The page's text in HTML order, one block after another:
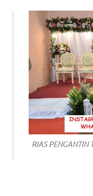
RIAS PENGANTIN